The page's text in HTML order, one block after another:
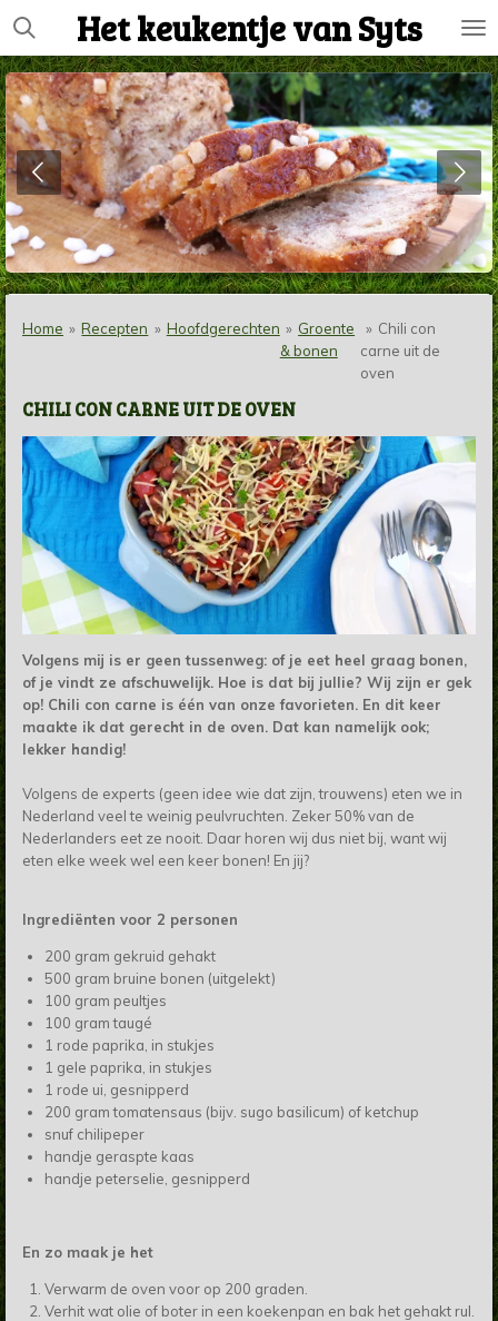
Ga
direct
naar
de
hoofdinhoud
Het keukentje van Syts
Home » Recepten » Hoofdgerechten » Groente
& bonen
» Chili con
carne uit de
oven
CHILI CON CARNE UIT DE OVEN
Volgens mij is er geen tussenweg: of je eet heel graag bonen,
of je vindt ze afschuwelijk. Hoe is dat bij jullie? Wij zijn er gek
op! Chili con carne is één van onze favorieten. En dit keer
maakte ik dat gerecht in de oven. Dat kan namelijk ook;
lekker handig!
Volgens de experts (geen idee wie dat zijn, trouwens) eten we in
Nederland veel te weinig peulvruchten. Zeker 50% van de
Nederlanders eet ze nooit. Daar horen wij dus niet bij, want wij
eten elke week wel een keer bonen! En jij?
Ingrediënten voor 2 personen
200 gram gekruid gehakt
500 gram bruine bonen (uitgelekt)
100 gram peultjes
100 gram taugé
1 rode paprika, in stukjes
1 gele paprika, in stukjes
1 rode ui, gesnipperd
200 gram tomatensaus (bijv. sugo basilicum) of ketchup
snuf chilipeper
handje geraspte kaas
handje peterselie, gesnipperd
En zo maak je het
Verwarm de oven voor op 200 graden.
Verhit wat olie of boter in een koekenpan en bak het gehakt rul.